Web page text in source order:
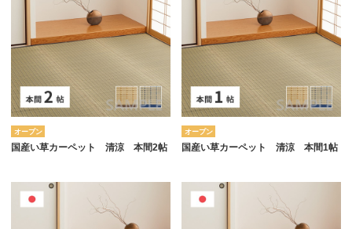
オープン
国産い草カーペット 清涼 本間2帖
オープン
国産い草カーペット 清涼 本間1帖